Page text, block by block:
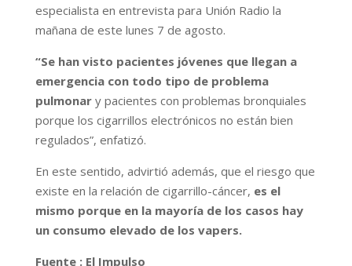
especialista en entrevista para Unión Radio la
mañana de este lunes 7 de agosto.
“Se han visto pacientes jóvenes que llegan a
emergencia con todo tipo de problema
pulmonar y pacientes con problemas bronquiales
porque los cigarrillos electrónicos no están bien
regulados”, enfatizó.
En este sentido, advirtió además, que el riesgo que
existe en la relación de cigarrillo-cáncer, es el
mismo porque en la mayoría de los casos hay
un consumo elevado de los vapers.
Fuente : El Impulso